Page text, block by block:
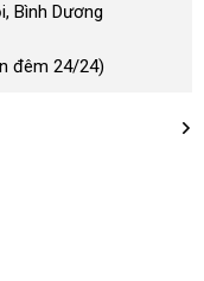
Bình Dương
đêm 24/24)